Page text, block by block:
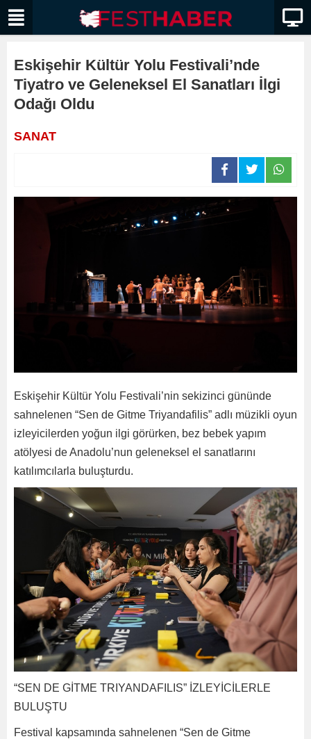
Eskişehir Kültür Yolu Festivali’nde
Tiyatro ve Geleneksel El Sanatları İlgi
Odağı Oldu
SANAT
Eskişehir Kültür Yolu Festivali’nin sekizinci gününde
sahnelenen “Sen de Gitme Triyandafilis” adlı müzikli oyun
izleyicilerden yoğun ilgi görürken, bez bebek yapım
atölyesi de Anadolu’nun geleneksel el sanatlarını
katılımcılarla buluşturdu.
“SEN DE GİTME TRIYANDAFILIS” İZLEYİCİLERLE
BULUŞTU
Festival kapsamında sahnelenen “Sen de Gitme